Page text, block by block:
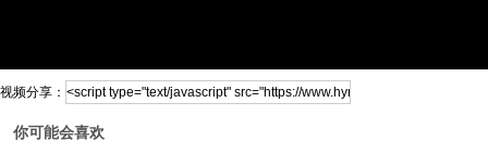
视频分享：
你可能会喜欢